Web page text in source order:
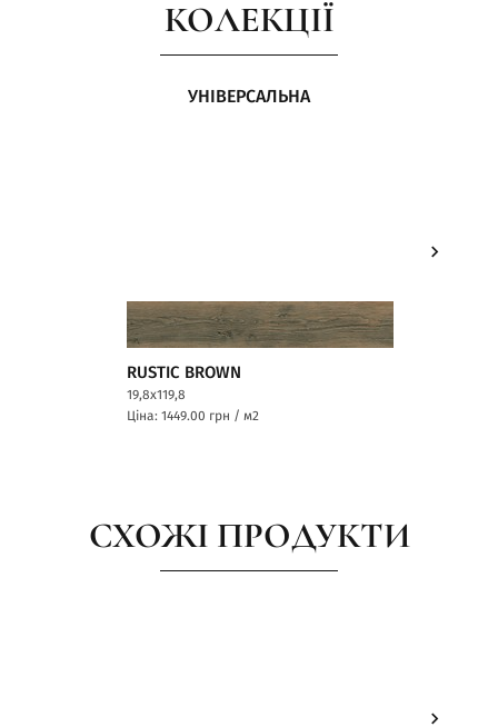
КОЛЕКЦІЇ
УНІВЕРСАЛЬНА
RUSTIC BROWN
19,8x119,8
Ціна: 1449.00 грн / м2
СХОЖІ ПРОДУКТИ